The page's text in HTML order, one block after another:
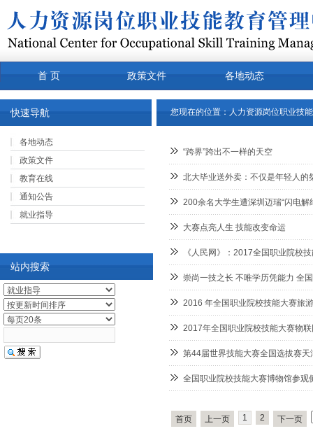
首 页 政策文件 各地动态
您现在的位置： 人力资源岗位职业技
快速导航
各地动态
政策文件
教育在线
通知公告
就业指导
站内搜索
“跨界”跨出不一样的天空
北大毕业送外卖：不仅是年轻人的
200余名大学生遭深圳迈瑞“闪电解
大赛点亮人生 技能改变命运
《人民网》：2017全国职业院校
崇尚一技之长 不唯学历凭能力 全
2016 年全国职业院校技能大赛旅
2017年全国职业院校技能大赛物
第44届世界技能大赛全国选拔赛天
全国职业院校技能大赛博物馆参观
首页 上一页 1 2 下一页